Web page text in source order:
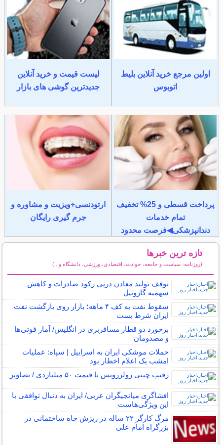
اولین مرجع خرید آنلاین بلیط
اتوبوس
لیست قیمت و خرید آنلاین
جدیدترین گوشی های بازار
پرداخت قسطی و 25% تخفیف
تمام خدمات
دندانپزشکی◀فرصت محدود
ارتودنسی+ویزیت و مشاوره و
جرم گیری رایگان
تازه ترین خبرها
(روزنامه، سیاست و جامعه، حوادث، اقتصادی، ورزشی، دانشگاه و...)
توقف تولید معادن درپی رکود صادرات و کاهش
سهمیه گازوئیل
سقوط نفت به کف ۴ ماهه؛ بازار روی بازگشت نفت
ایران شرط بست
برخورد دو قطار مسافربری در انگلیس/ آمار فوتی‌ها
و مصدومان
حملات موشکی ایران به اسراییل | سپاه: عملیات
امشب یک اعلام اخطار بود
رقیب چینی رولزرویس با قیمت ۵۰ میلیاردی / تصاویر
افشاگری میانجیگران عربی/ ایران به دنبال توافقی با
این ویژگی‌هاست
مرگ کارگر ۲۲ ساله در ریزش چاه ساختمانی در
بزرگراه امام علی